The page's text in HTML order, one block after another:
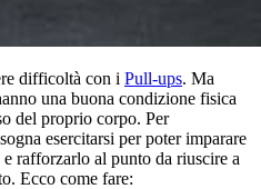
difficoltà con i Pull-ups. Ma
una buona condizione fisica
del proprio corpo. Per
esercitarsi per poter imparare
rafforzarlo al punto da riuscire a
Ecco come fare: